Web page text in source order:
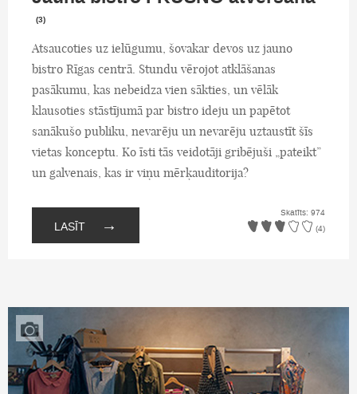
(3)
Atsaucoties uz ielūgumu, šovakar devos uz jauno
bistro Rīgas centrā. Stundu vērojot atklāšanas
pasākumu, kas nebeidza vien sākties, un vēlāk
klausoties stāstījumā par bistro ideju un papētot
sanākušo publiku, nevarēju un nevarēju uztaustīt šīs
vietas konceptu. Ko īsti tās veidotāji gribējuši „pateikt”
un galvenais, kas ir viņu mērķauditorija?
LASĪT →
Skatīts: 974
(4)